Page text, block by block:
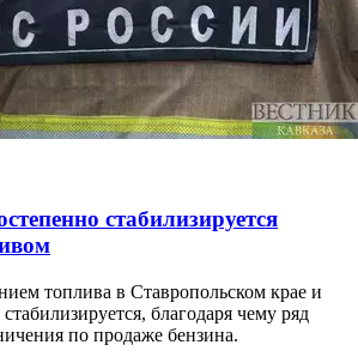
стабилизируется
топлива в Ставропольском крае и
благодаря чему ряд
по продаже бензина.